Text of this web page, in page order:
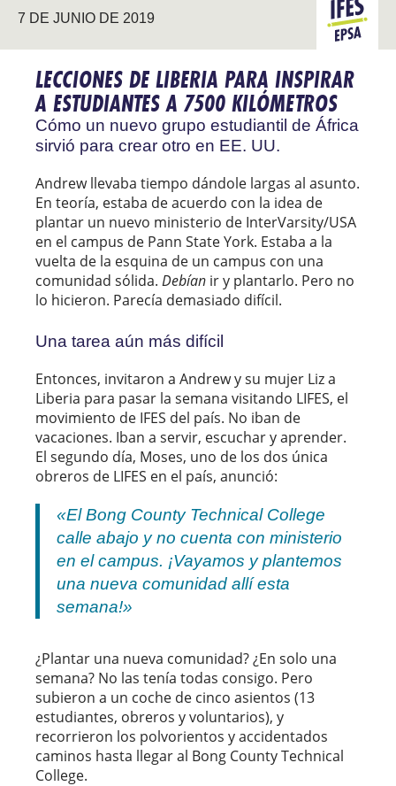
7 DE JUNIO DE 2019 EPSA
LECCIONES DE LIBERIA PARA INSPIRAR
A ESTUDIANTES A 7500 KILÓMETROS
Cómo un nuevo grupo estudiantil de África
sirvió para crear otro en EE. UU.
Andrew llevaba tiempo dándole largas al asunto.
En teoría, estaba de acuerdo con la idea de
plantar un nuevo ministerio de InterVarsity/USA
en el campus de Pann State York. Estaba a la
vuelta de la esquina de un campus con una
comunidad sólida. Debían ir y plantarlo. Pero no
lo hicieron. Parecía demasiado difícil.
Una tarea aún más difícil
Entonces, invitaron a Andrew y su mujer Liz a
Liberia para pasar la semana visitando LIFES, el
movimiento de IFES del país. No iban de
vacaciones. Iban a servir, escuchar y aprender.
El segundo día, Moses, uno de los dos única
obreros de LIFES en el país, anunció:
«El Bong County Technical College
calle abajo y no cuenta con ministerio
en el campus. ¡Vayamos y plantemos
una nueva comunidad allí esta
semana!»
¿Plantar una nueva comunidad? ¿En solo una
semana? No las tenía todas consigo. Pero
subieron a un coche de cinco asientos (13
estudiantes, obreros y voluntarios), y
recorrieron los polvorientos y accidentados
caminos hasta llegar al Bong County Technical
College.